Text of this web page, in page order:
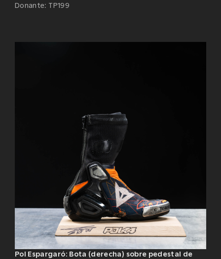
Donante: TP199
Pol Espargaró: Bota (derecha) sobre pedestal de